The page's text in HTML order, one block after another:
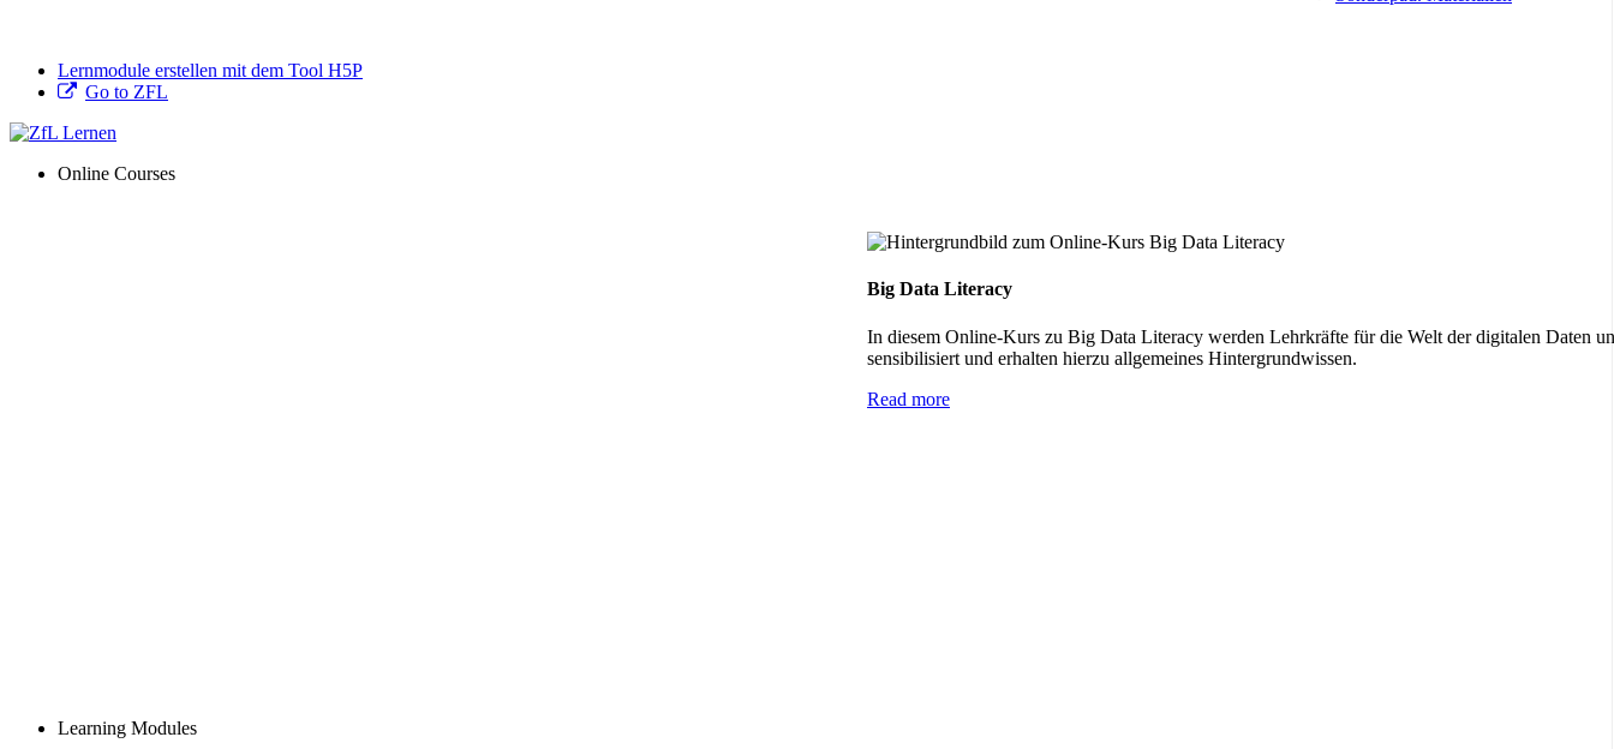
Lernmodule erstellen mit dem Tool H5P
Go to ZFL
Online Courses
Big Data Literacy
In diesem Online-Kurs zu Big Data Literacy werden Lehrkräfte für die Welt der digitalen Daten
sensibilisiert und erhalten hierzu allgemeines Hintergrundwissen.
Read more
Learning Modules